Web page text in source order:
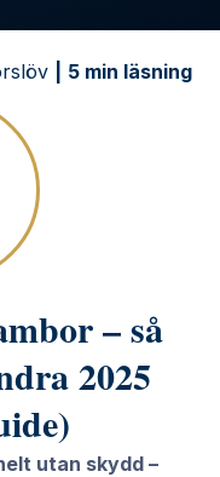
5 min läsning
– så
2025
utan skydd –